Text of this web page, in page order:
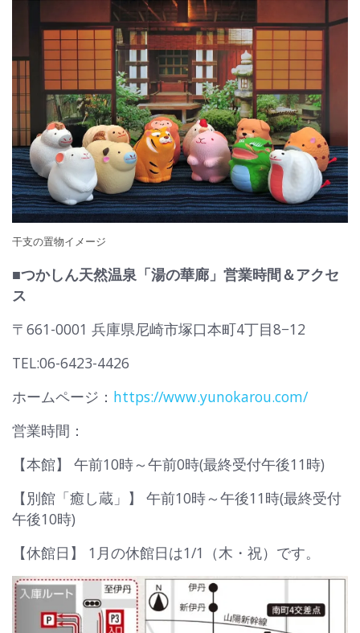
干支の置物イメージ
■つかしん天然温泉「湯の華廊」営業時間＆アクセ
ス
〒661-0001 兵庫県尼崎市塚口本町4丁目8−12
TEL:06-6423-4426
ホームページ： https://www.yunokarou.com/
営業時間：
【本館】 午前10時～午前0時(最終受付午後11時)
【別館「癒し蔵」】 午前10時～午後11時(最終受付
午後10時)
【休館日】 1月の休館日は1/1（木・祝）です。